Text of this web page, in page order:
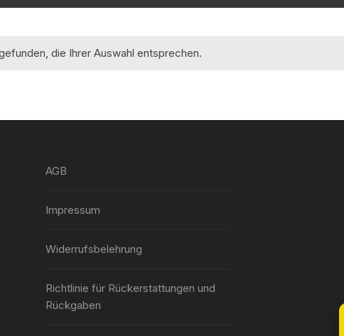
die Ihrer Auswahl entsprechen.
AGB
Impressum
Widerrufsbelehrung
Richtlinie für Rückerstattungen und
Rückgaben